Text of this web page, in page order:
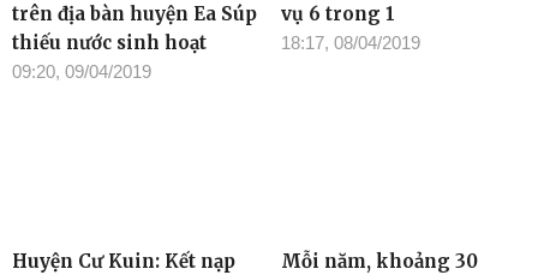
trên địa bàn huyện Ea Súp
thiếu nước sinh hoạt
09:20, 09/04/2019
vụ 6 trong 1
18:17, 08/04/2019
Huyện Cư Kuin: Kết nạp
Mỗi năm, khoảng 30